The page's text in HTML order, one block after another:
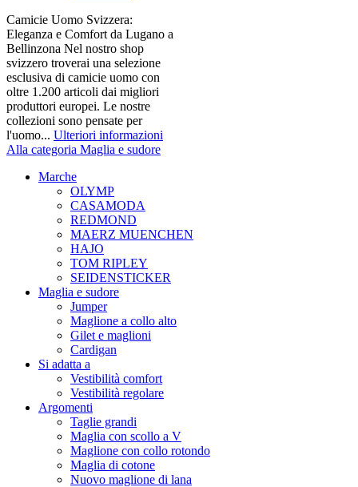
Camicie Uomo Svizzera:
Eleganza e Comfort da Lugano a
Bellinzona Nel nostro shop
svizzero troverai una selezione
esclusiva di camicie uomo con
oltre 1.200 articoli dai migliori
produttori europei. Le nostre
collezioni sono pensate per
l'uomo... Ulteriori informazioni
Alla categoria Maglia e sudore
Marche
OLYMP
CASAMODA
REDMOND
MAERZ MUENCHEN
HAJO
TOM RIPLEY
SEIDENSTICKER
Maglia e sudore
Jumper
Maglione a collo alto
Gilet e maglioni
Cardigan
Si adatta a
Vestibilità comfort
Vestibilità regolare
Argomenti
Taglie grandi
Maglia con scollo a V
Maglione con collo rotondo
Maglia di cotone
Nuovo maglione di lana